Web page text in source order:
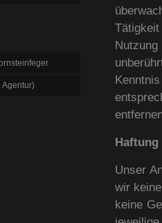
Unser
wir
keine
Agentur)